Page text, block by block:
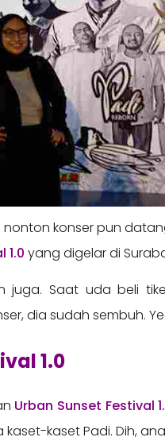
konser pun
1.0 yang digelar di
juga. Saat uda beli
dia sudah sembuh.
1.0
Urban Sunset Festival
kaset-kaset Padi. Dih,